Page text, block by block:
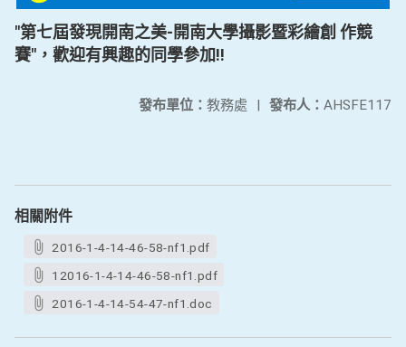
"第七屆發現開南之美-開南大學攝影暨彩繪創 作競
賽"，歡迎有興趣的同學參加!!
發布人： AHSFE117
發布單位： 教務處 |
相關附件
2016-1-4-14-46-58-nf1.pdf
12016-1-4-14-46-58-nf1.pdf
2016-1-4-14-54-47-nf1.doc